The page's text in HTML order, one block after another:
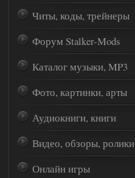
Читы, коды, трейнеры
Форум Stalker-Mods
Каталог музыки, MP3
Фото, картинки, арты
Аудиокниги, книги
Видео, обзоры, ролики
Онлайн игры